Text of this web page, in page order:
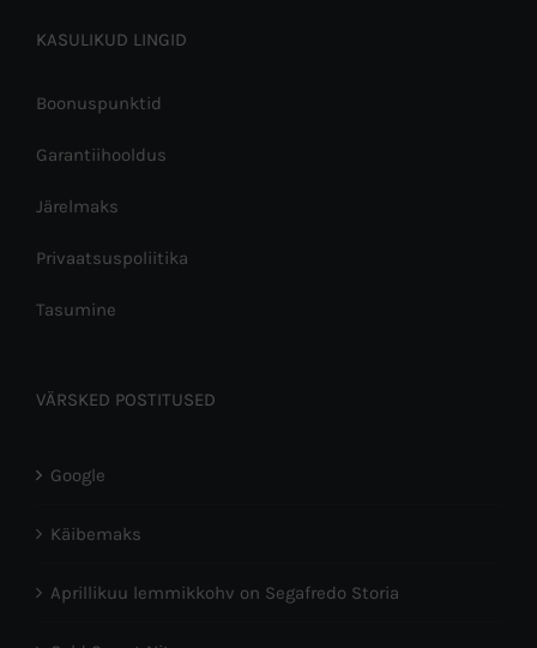
KASULIKUD LINGID
Boonuspunktid
Garantiihooldus
Järelmaks
Privaatsuspoliitika
Tasumine
VÄRSKED POSTITUSED
Google
Käibemaks
Aprillikuu lemmikkohv on Segafredo Storia